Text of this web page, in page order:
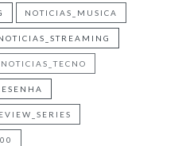
NOTICIAS_MUSICA
NOTICIAS_TECNO